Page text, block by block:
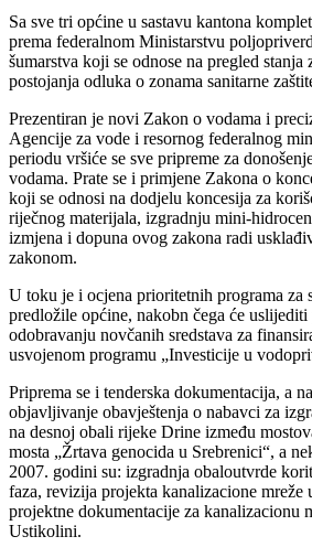
Aktivnosti Sektora za industriju,
trgovinu, ugostiteljstvo i turizam, biće kako
aktivnostima federalnih ministarstava na
turizma u Federaciji i izrade federalane
Sektor za vodoprivredu je u prvoj polovini
postupku donio 15 rješenja-vodoprivrednih
dozvola) za ekspolataciju riječnog
izradu mini hidroelektrana, za polaganje
kabla, za flaširanje vode, za korišćenje
voda, a u toku su aktivnosti na izradi 4
dozvoli za preduzeća nastala od bivše
Drina“ i općine Goražde.
Sa sve tri općine u sastavu kantona
prema federalnom Ministarstvu
postojanja odluka o zonama sanitarne
Prezentiran je novi Zakon o vodama i
Agencije za vode i resornog federalnog
periodu vršiće se sve pripreme za
vodama. Prate se i primjene Zakona o
koji se odnosi na dodjelu koncesija za
riječnog materijala, izgradnju mini-